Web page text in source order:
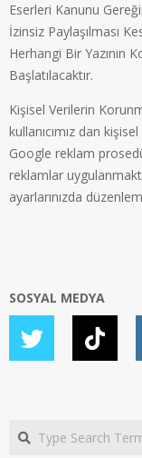
Eserleri Kanunu
İzinsiz Paylaşılması
Herhangi Bir Yazının
Başlatılacaktır.
Kişisel Verilerin
kullanıcımız dan
Google reklam
reklamlar
ayarlarınızda
SOSYAL MEDYA
Search